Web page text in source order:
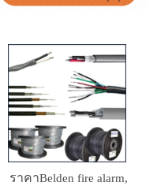
ราคาBelden fire alarm,